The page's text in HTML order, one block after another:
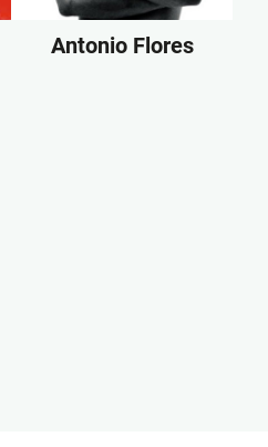
Antonio Flores